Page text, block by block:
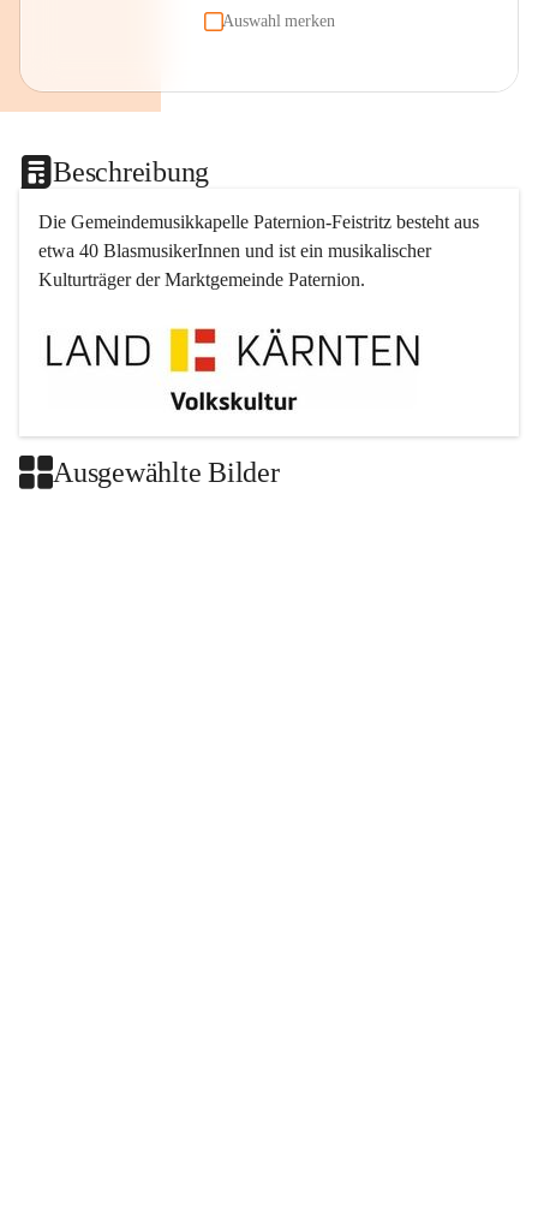
Auswahl merken
Beschreibung
Die Gemeindemusikkapelle Paternion-Feistritz besteht aus
etwa 40 BlasmusikerInnen und ist ein musikalischer
Kulturträger der Marktgemeinde Paternion.
Ausgewählte Bilder